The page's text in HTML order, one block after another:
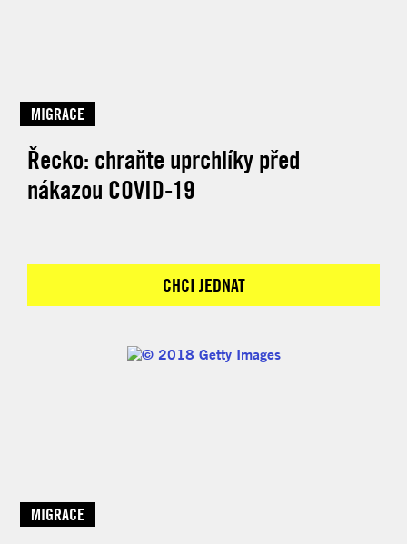
MIGRACE
Řecko: chraňte uprchlíky před
nákazou COVID-19
CHCI JEDNAT
MIGRACE